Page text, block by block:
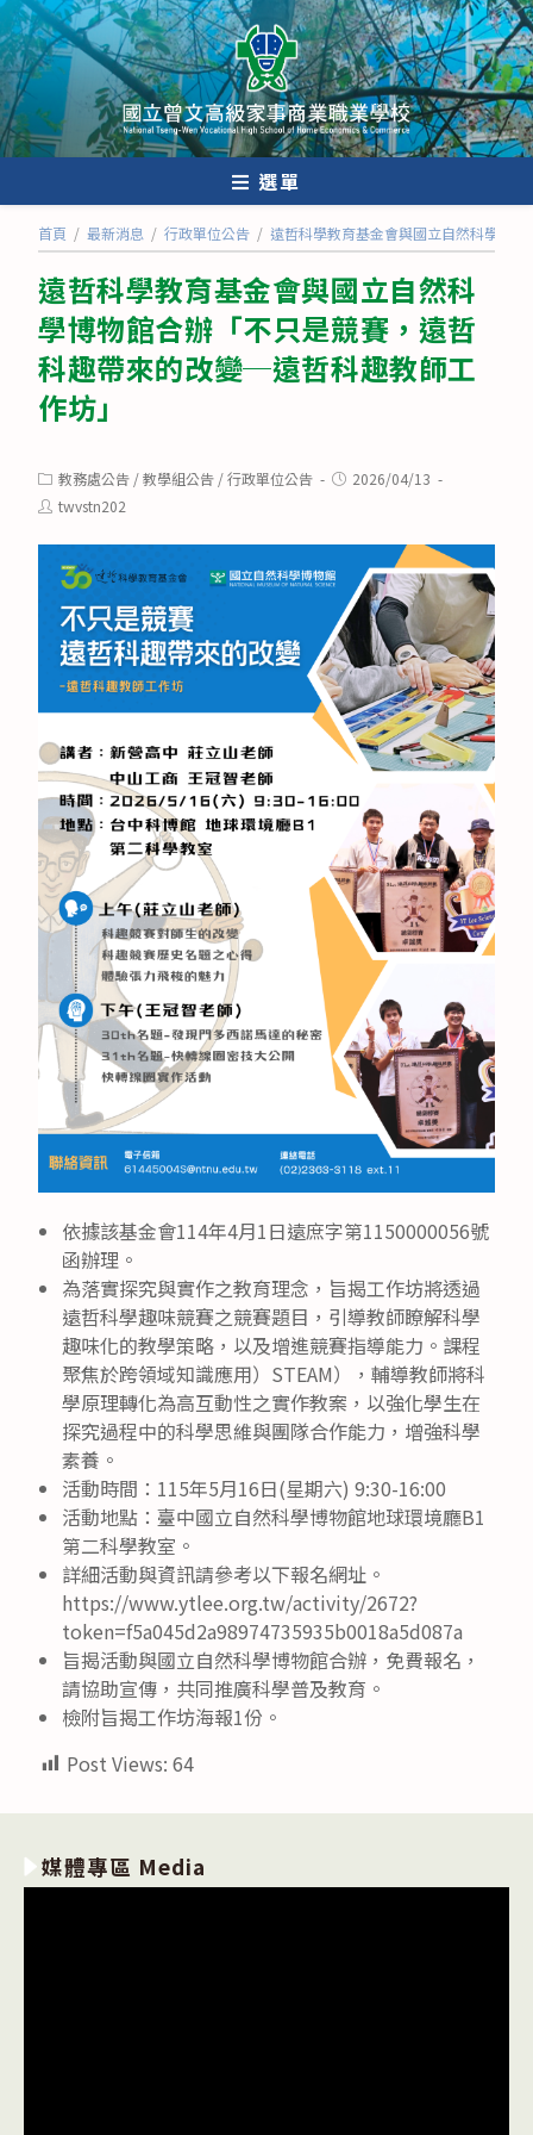
跳
轉
至
主
要
內
選單
首頁 / 最新消息 / 行政單位公告 / 遠哲科學教育基金會與國立自然科學博
遠哲科學教育基金會與國立自然科
學博物館合辦「不只是競賽，遠哲
科趣帶來的改變─遠哲科趣教師工
作坊」
Post
category:
教務處公告 /教學組公告 /行政單位公告
Post2026/04/13
Posttwvstn202
依據該基金會114年4月1日遠庶字第1150000056號
函辦理。
為落實探究與實作之教育理念，旨揭工作坊將透過
遠哲科學趣味競賽之競賽題目，引導教師瞭解科學
趣味化的教學策略，以及增進競賽指導能力。課程
聚焦於跨領域知識應用）STEAM），輔導教師將科
學原理轉化為高互動性之實作教案，以強化學生在
探究過程中的科學思維與團隊合作能力，增強科學
素養。
活動時間：115年5月16日(星期六) 9:30-16:00
活動地點：臺中國立自然科學博物館地球環境廳B1
第二科學教室。
詳細活動與資訊請參考以下報名網址。
https://www.ytlee.org.tw/activity/2672?
token=f5a045d2a98974735935b0018a5d087a
旨揭活動與國立自然科學博物館合辦，免費報名，
請協助宣傳，共同推廣科學普及教育。
檢附旨揭工作坊海報1份。
Post Views: 64
媒體專區 Media